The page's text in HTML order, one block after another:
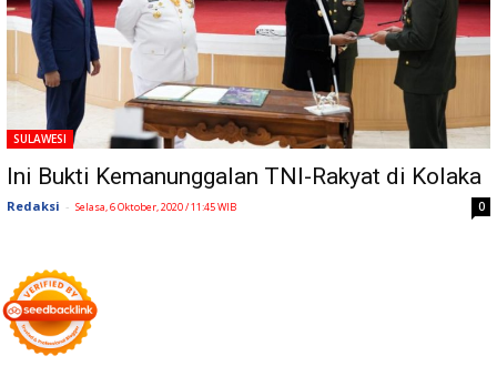
SULAWESI
Ini Bukti Kemanunggalan TNI-Rakyat di Kolaka
Redaksi - Selasa, 6 Oktober, 2020 / 11:45 WIB 0